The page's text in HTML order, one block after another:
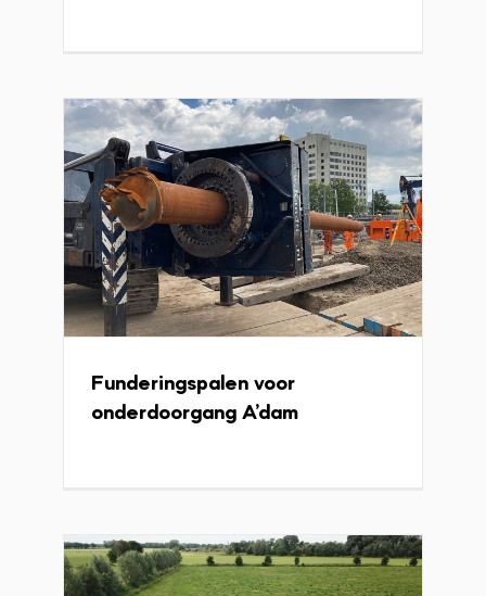
Funderingspalen voor
onderdoorgang A’dam
Rijplaten bagger-